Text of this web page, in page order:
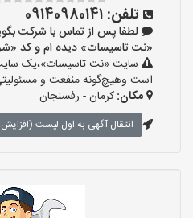
تلفن: 09140980141
لطفا پس از تماس با شرکت
«نت تاسیسات» دیده ام و کد «شرکت-11» را
سایت «نت تاسیسات»،یک
است وهیچ‌گونه منفعت و مسئولیتی
مکان:کرمان - رفسنجان
انتقال آگهی به اول لیست (افزایش